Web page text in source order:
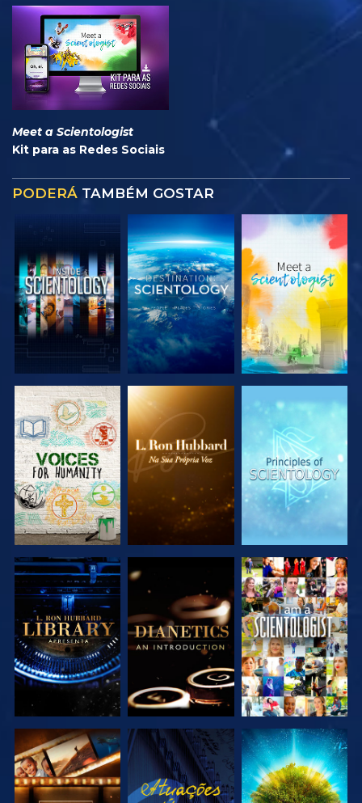
Meet a Scientologist
Kit para as Redes Sociais
PODERÁ TAMBÉM GOSTAR
EXPLORAR A
SÉRIE
EXPLORAR A
SÉRIE
EXPLORAR A
SÉRIE
EXPLORAR A
SÉRIE
EXPLORAR A
SÉRIE
VER
EXPLORAR A
SÉRIE
VER
EXPLORAR A
SÉRIE